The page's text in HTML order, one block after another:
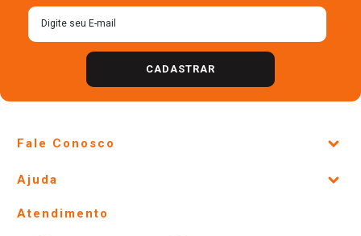
CADASTRAR
Fale Conosco
Lojas Físicas e Horários
Ofertas
Ajuda
Atendimento